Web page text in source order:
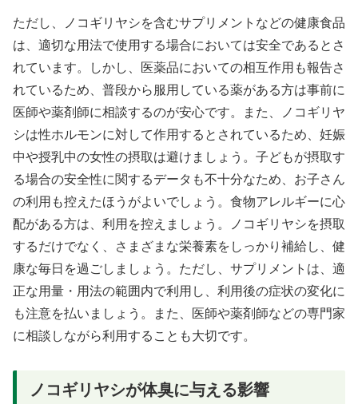
ただし、ノコギリヤシを含むサプリメントなどの健康食品
は、適切な用法で使用する場合においては安全であるとさ
れています。しかし、医薬品においての相互作用も報告さ
れているため、普段から服用している薬がある方は事前に
医師や薬剤師に相談するのが安心です。また、ノコギリヤ
シは性ホルモンに対して作用するとされているため、妊娠
中や授乳中の女性の摂取は避けましょう。子どもが摂取す
る場合の安全性に関するデータも不十分なため、お子さん
の利用も控えたほうがよいでしょう。食物アレルギーに心
配がある方は、利用を控えましょう。ノコギリヤシを摂取
するだけでなく、さまざまな栄養素をしっかり補給し、健
康な毎日を過ごしましょう。ただし、サプリメントは、適
正な用量・用法の範囲内で利用し、利用後の症状の変化に
も注意を払いましょう。また、医師や薬剤師などの専門家
に相談しながら利用することも大切です。
ノコギリヤシが体臭に与える影響